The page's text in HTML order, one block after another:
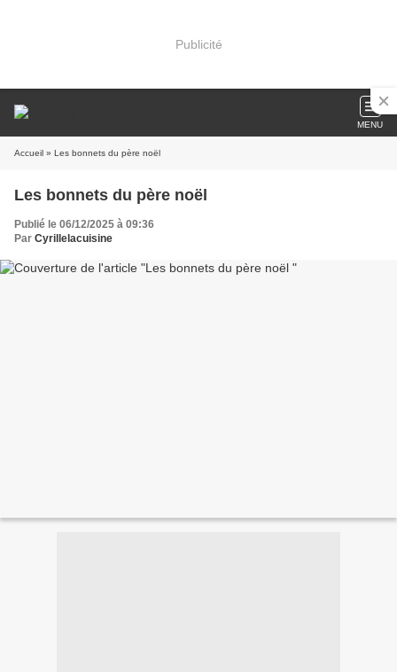
Publicité
MENU
Accueil » Les bonnets du père noël
Les bonnets du père noël
Publié le 06/12/2025 à 09:36
Par Cyrillelacuisine